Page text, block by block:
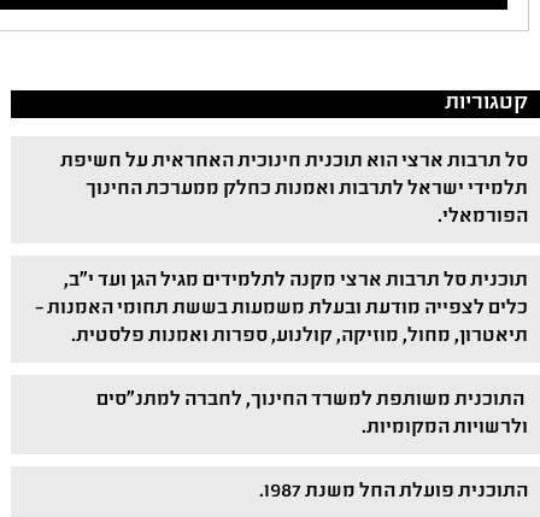
קטגוריות
סל תרבות ארצי הוא תוכנית חינוכית האחראית על חשיפת
תלמידי ישראל לתרבות ואמנות כחלק ממערכת החינוך
הפורמאלי.
תוכנית סל תרבות ארצי מקנה לתלמידים מגיל הגן ועד י"ב,
כלים לצפייה מודעת ובעלת משמעות בששת תחומי האמנות –
תיאטרון, מחול, מוזיקה, קולנוע, ספרות ואמנות פלסטית.
התוכנית משותפת למשרד החינוך, לחברה למתנ"סים
ולרשויות המקומיות.
התוכנית פועלת החל משנת 1987.